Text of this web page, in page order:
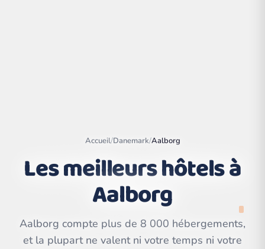
Leaflet
OpenStreetMap
contributors | ©
Accueil/Danemark/Aalborg
Les meilleurs hôtels à
Aalborg
Aalborg compte plus de 8 000 hébergements,
et la plupart ne valent ni votre temps ni votre